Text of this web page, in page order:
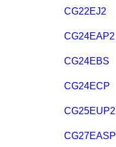
CG22EJ2
CG24EAP2
CG24EBS
CG24ECP
CG25EUP2
CG27EASP